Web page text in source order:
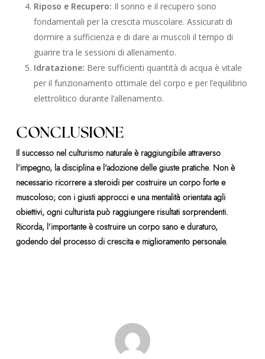
Riposo e Recupero: Il sonno e il recupero sono
fondamentali per la crescita muscolare. Assicurati di
dormire a sufficienza e di dare ai muscoli il tempo di
guarire tra le sessioni di allenamento.
Idratazione: Bere sufficienti quantità di acqua è vitale
per il funzionamento ottimale del corpo e per l’equilibrio
elettrolitico durante l’allenamento.
CONCLUSIONE
Il successo nel culturismo naturale è raggiungibile attraverso
l’impegno, la disciplina e l’adozione delle giuste pratiche. Non è
necessario ricorrere a steroidi per costruire un corpo forte e
muscoloso; con i giusti approcci e una mentalità orientata agli
obiettivi, ogni culturista può raggiungere risultati sorprendenti.
Ricorda, l’importante è costruire un corpo sano e duraturo,
godendo del processo di crescita e miglioramento personale.